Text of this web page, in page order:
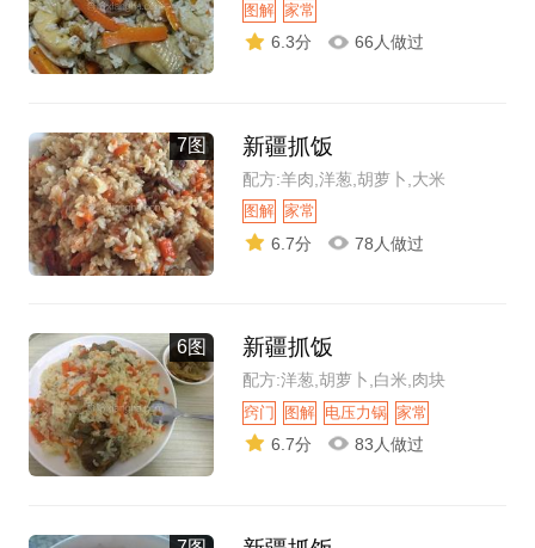
图解 家常
6.3分 66人做过
7图 新疆抓饭
配方:羊肉,洋葱,胡萝卜,大米
图解 家常
6.7分 78人做过
6图 新疆抓饭
配方:洋葱,胡萝卜,白米,肉块
窍门 图解 电压力锅 家常
6.7分 83人做过